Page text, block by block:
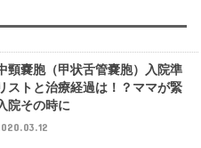
頸嚢胞（甲状舌管嚢胞）入院準
ストと治療経過は！？ママが緊
院その時に